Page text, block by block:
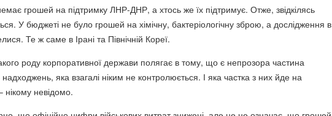
грошей на підтримку ЛНР-ДНР, а хтось же їх підтримує. Отже, звідкілясь
У бюджеті не було грошей на хімічну, бактеріологічну зброю, а дослідження в
Те ж саме в Ірані та Північній Кореї.
роду корпоративної держави полягає в тому, що є непрозора частина
яка взагалі ніким не контролюється. І яка частка з них йде на
нікому невідомо.